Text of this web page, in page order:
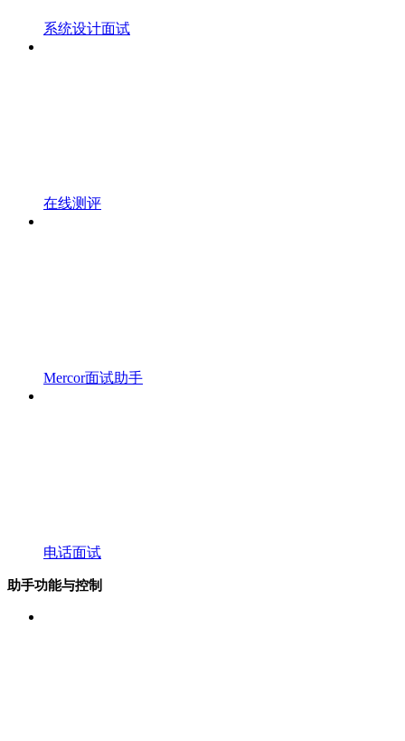
系统设计面试
在线测评
Mercor面试助手
电话面试
助手功能与控制